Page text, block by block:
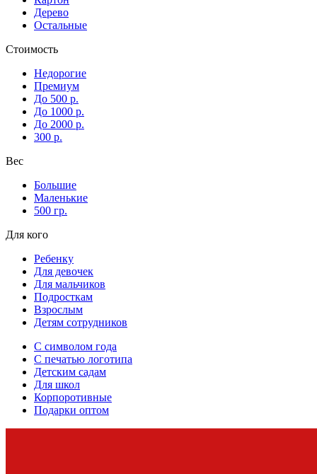
Дерево
Остальные
Стоимость
Недорогие
Премиум
До 500 р.
До 1000 р.
До 2000 р.
300 р.
Вес
Большие
Маленькие
500 гр.
Для кого
Ребенку
Для девочек
Для мальчиков
Подросткам
Взрослым
Детям сотрудников
С символом года
С печатью логотипа
Детским садам
Для школ
Корпоротивные
Подарки оптом